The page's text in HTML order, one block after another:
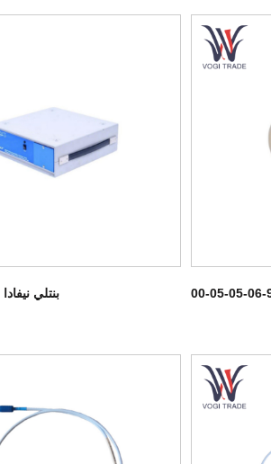
بنتلي نيفادا ADRE 208-P